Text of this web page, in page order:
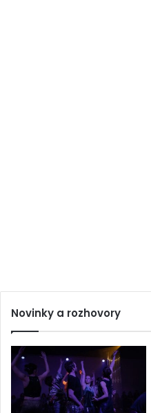
Novinky a rozhovory